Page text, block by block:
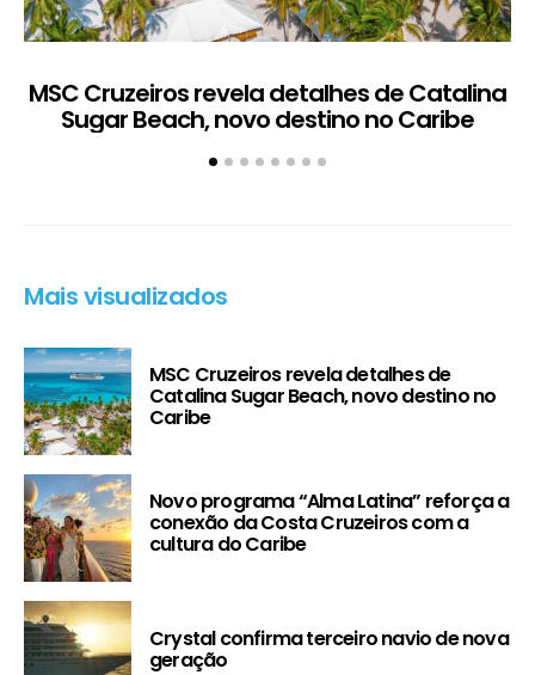
MSC Cruzeiros revela detalhes de Catalina
Sugar Beach, novo destino no Caribe
Mais visualizados
MSC Cruzeiros revela detalhes de
Catalina Sugar Beach, novo destino no
Caribe
Novo programa “Alma Latina” reforça a
conexão da Costa Cruzeiros com a
cultura do Caribe
Crystal confirma terceiro navio de nova
geração